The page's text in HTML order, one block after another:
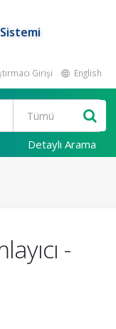
Girişi English
Detaylı Arama
-